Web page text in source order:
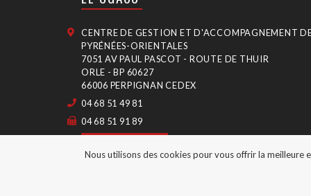
CENTRE DE GESTION ET D'ACCOMPAGNEMENT
PYRÉNÉES-ORIENTALES
7051 AV PAUL PASCOT - ROUTE DE THUIR
ORLE - BP 60627
66006 PERPIGNAN CEDEX
04 68 51 49 81
04 68 51 91 89
Nous utilisons des cookies pour vous offrir la meilleure